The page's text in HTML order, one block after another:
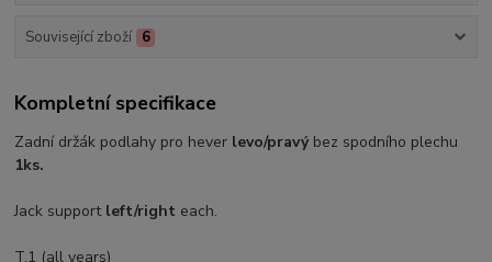
Související zboží 6
Kompletní specifikace
Zadní držák podlahy pro hever levo/pravýbez spodního plechu
1ks.
Jack support left/right each.
T.1 (all years)